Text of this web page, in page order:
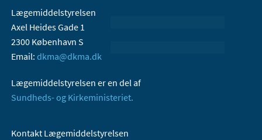
Lægemiddelstyrelsen
Axel Heides Gade 1
2300 København S
Email: dkma@dkma.dk
Lægemiddelstyrelsen er en del af
Sundheds- og Kirkeministeriet.
Kontakt Lægemiddelstyrelsen